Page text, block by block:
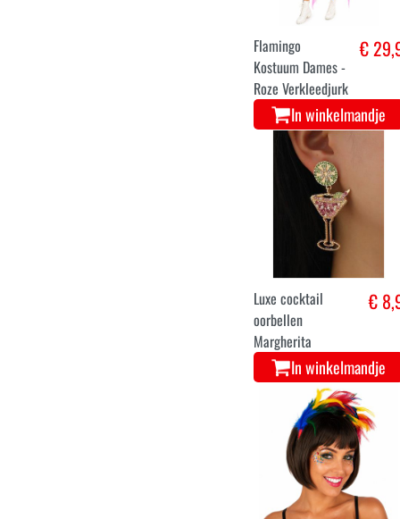
Flamingo
Kostuum Dames -
Roze Verkleedjurk
€
In winkelmandje
Luxe cocktail
oorbellen
Margherita
€
In winkelmandje